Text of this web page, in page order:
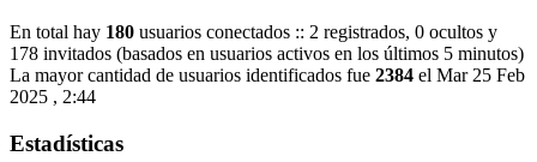
En total hay 180 usuarios conectados :: 2 registrados, 0 ocultos y
178 invitados (basados en usuarios activos en los últimos 5 minutos)
La mayor cantidad de usuarios identificados fue 2384 el Mar 25 Feb
2025 , 2:44
Estadísticas